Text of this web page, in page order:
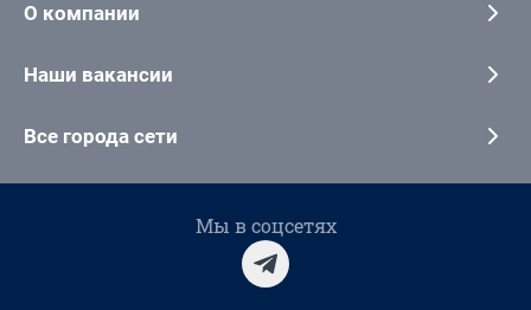
О компании
Наши вакансии
Все города сети
Мы в соцсетях